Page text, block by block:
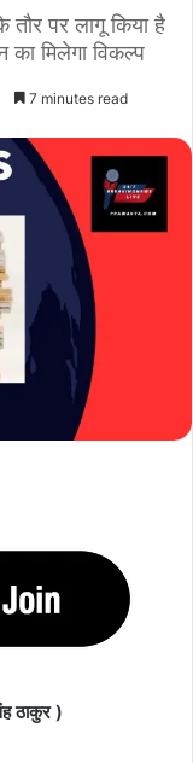
पर लागू किया है
का मिलेगा विकल्प
7 minutes read
ठाकुर )